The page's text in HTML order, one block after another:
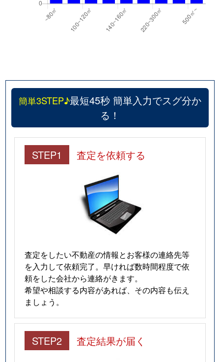
簡単3STEP♪最短45秒 簡単入力でスグ分か
る！
STEP1 査定を依頼する
査定をしたい不動産の情報とお客様の連絡先等
を入力して依頼完了。早ければ数時間程度で依
頼をした会社から連絡がきます。
希望や相談する内容があれば、その内容も伝え
ましょう。
STEP2 査定結果が届く